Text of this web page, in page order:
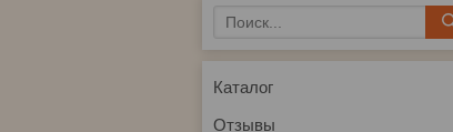
Каталог
Отзывы